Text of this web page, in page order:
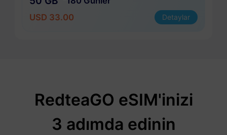
USD 33.00
Detaylar
RedteaGO eSIM'inizi
3 adımda edinin